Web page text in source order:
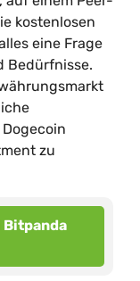
kostenlosen
eine Frage
Bedürfnisse.
zu